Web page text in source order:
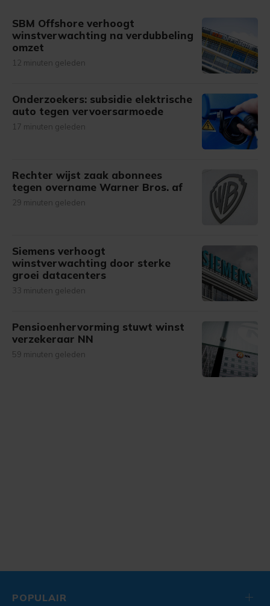
SBM Offshore verhoogt
winstverwachting na verdubbeling
omzet
12 minuten geleden
Onderzoekers: subsidie elektrische
auto tegen vervoersarmoede
17 minuten geleden
Rechter wijst zaak abonnees
tegen overname Warner Bros. af
29 minuten geleden
Siemens verhoogt
winstverwachting door sterke
groei datacenters
33 minuten geleden
Pensioenhervorming stuwt winst
verzekeraar NN
59 minuten geleden
POPULAIR